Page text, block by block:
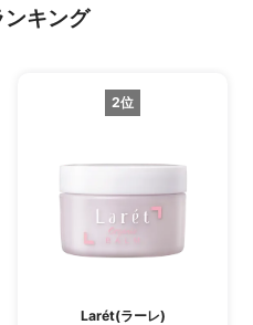
キング
2位
Larét(ラーレ)